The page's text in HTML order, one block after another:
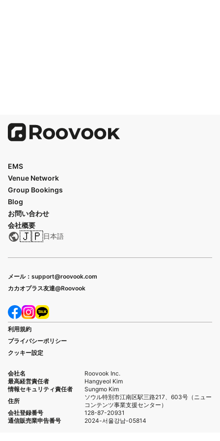
EMS
Venue Network
Group Bookings
Blog
お問い合わせ
会社概要
🇯🇵日本語
メール：support@roovook.com
カカオプラス友達@Roovook
利用規約
プライバシーポリシー
クッキー設定
会社名
Roovook Inc.
最高経営責任者
Hangyeol Kim
情報セキュリティ責任者
Sungmo Kim
住所
ソウル特別市江南区駅三路217、603号（ニュー
コンテンツ事業支援センター）
会社登録番号
128-87-20931
通信販売業申告番号
2024-서울강남-05814